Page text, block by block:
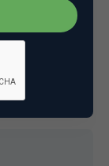
komen.